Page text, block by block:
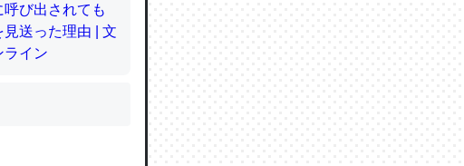
支払う孝行もで
うだけど、それ
ンが劇的に変化し